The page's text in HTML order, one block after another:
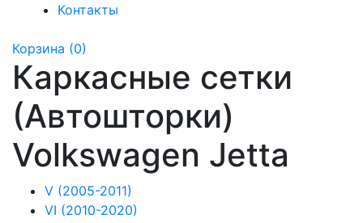
Контакты
Корзина (0)
Каркасные сетки
(Автошторки)
Volkswagen Jetta
V (2005-2011)
VI (2010-2020)